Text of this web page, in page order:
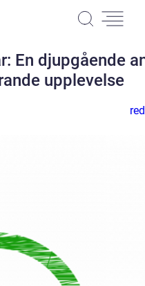
En djupgående
upplevelse